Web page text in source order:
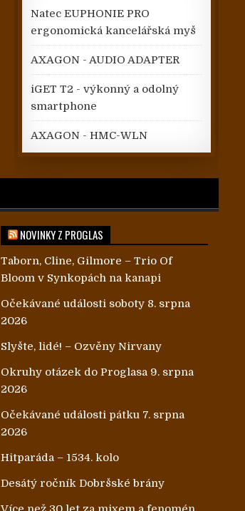
Natec EUPHONIE PRO
ergonomická kancelářská myš
AXAGON - AUDIO ADAPTER
iGET T2 - výkonný a odolný
smartphone
AXAGON - HMC-WLN
NOVINKY Z PROGLAS
Taborn, Cline, Gilmore – Trio Of
Bloom v Synkopách na kanapi
Očekávané události soboty 8. srpna
2026
Slyšte, lidé! – Ozvěny Nirvany
Okruhy otázek do Proglasa 9. srpna
2026
Očekávané události pátku 7. srpna
2026
Hitparáda – 1534. kolo
Desátý ročník Dobršské brány